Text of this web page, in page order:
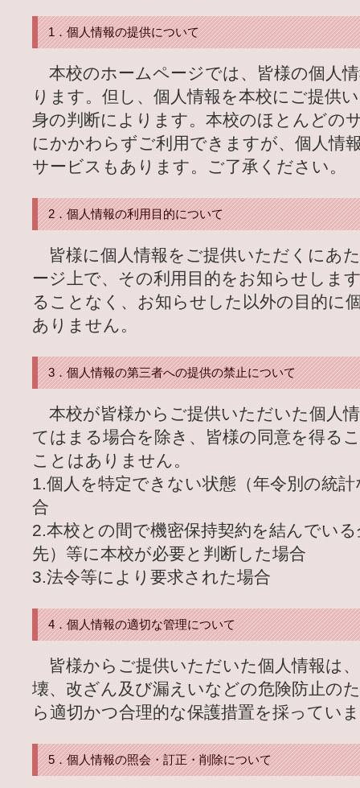
1．個人情報の提供について
本校のホームページでは、皆様の個人
ります。但し、個人情報を本校にご提供
身の判断によります。本校のほとんどの
にかかわらずご利用できますが、個人情
サービスもあります。ご了承ください。
2．個人情報の利用目的について
皆様に個人情報をご提供いただくにあ
ージ上で、その利用目的をお知らせしま
ることなく、お知らせした以外の目的に
ありません。
3．個人情報の第三者への提供の禁止について
本校が皆様からご提供いただいた個人
てはまる場合を除き、皆様の同意を得る
ことはありません。
1.個人を特定できない状態（年令別の統
合
2.本校との間で機密保持契約を結んでい
先）等に本校が必要と判断した場合
3.法令等により要求された場合
4．個人情報の適切な管理について
皆様からご提供いただいた個人情報は
壊、改ざん及び漏えいなどの危険防止の
ら適切かつ合理的な保護措置を採ってい
5．個人情報の照会・訂正・削除について